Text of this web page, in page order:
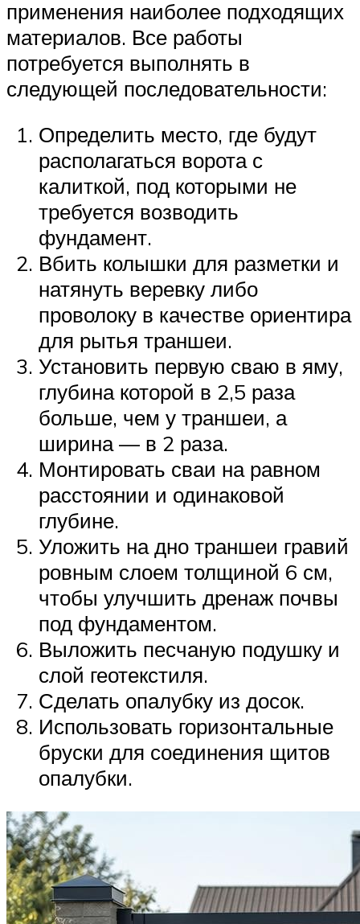
применения наиболее подходящих
материалов. Все работы
потребуется выполнять в
следующей последовательности:
Определить место, где будут
располагаться ворота с
калиткой, под которыми не
требуется возводить
фундамент.
Вбить колышки для разметки и
натянуть веревку либо
проволоку в качестве ориентира
для рытья траншеи.
Установить первую сваю в яму,
глубина которой в 2,5 раза
больше, чем у траншеи, а
ширина — в 2 раза.
Монтировать сваи на равном
расстоянии и одинаковой
глубине.
Уложить на дно траншеи гравий
ровным слоем толщиной 6 см,
чтобы улучшить дренаж почвы
под фундаментом.
Выложить песчаную подушку и
слой геотекстиля.
Сделать опалубку из досок.
Использовать горизонтальные
бруски для соединения щитов
опалубки.